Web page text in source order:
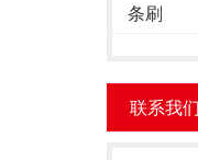
条刷
联系我们